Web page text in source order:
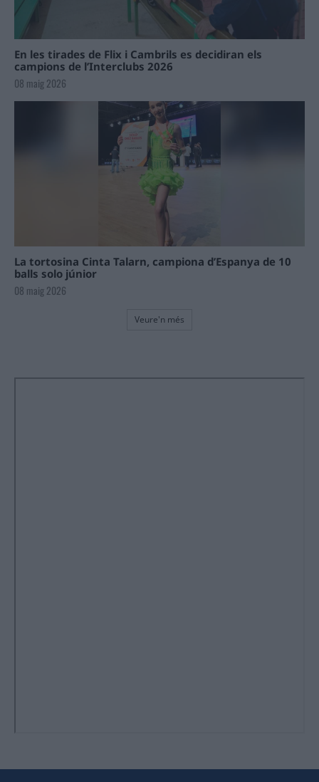
En les tirades de Flix i Cambrils es decidiran els
campions de l’Interclubs 2026
08 maig 2026
La tortosina Cinta Talarn, campiona d’Espanya de 10
balls solo júnior
08 maig 2026
Veure'n més